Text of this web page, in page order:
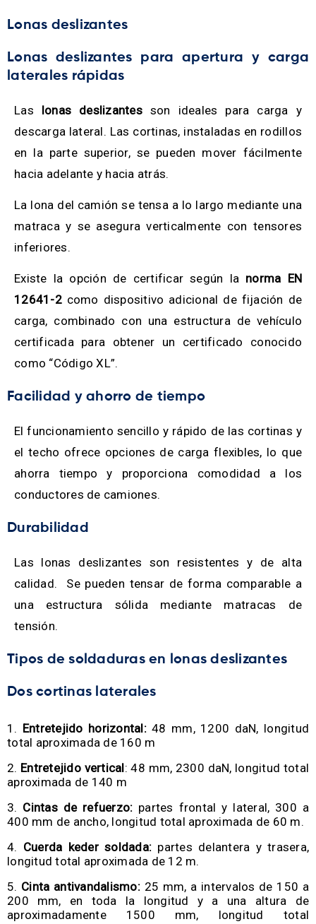
Lonas deslizantes
Lonas deslizantes para apertura y carga
laterales rápidas
Las lonas deslizantesson ideales para carga y
descarga lateral. Las cortinas, instaladas en rodillos
en la parte superior, se pueden mover fácilmente
hacia adelante y hacia atrás.
La lona del camión se tensa a lo largo mediante una
matraca y se asegura verticalmente con tensores
inferiores.
Existe la opción de certificar según la norma EN
12641-2 como dispositivo adicional de fijación de
carga, combinado con una estructura de vehículo
certificada para obtener un certificado conocido
como “Código XL”.
Facilidad y ahorro de tiempo
El funcionamiento sencillo y rápido de las cortinas y
el techo ofrece opciones de carga flexibles, lo que
ahorra tiempo y proporciona comodidad a los
conductores de camiones.
Durabilidad
Las lonas deslizantes son resistentes y de alta
calidad. Se pueden tensar de forma comparable a
una estructura sólida mediante matracas de
tensión.
Tipos de soldaduras en lonas deslizantes
Dos cortinas laterales
Entretejido horizontal:48 mm, 1200 daN, longitud
total aproximada de 160 m
Entretejido vertical: 48 mm, 2300 daN, longitud total
aproximada de 140 m
Cintas de refuerzo: partes frontal y lateral, 300 a
400 mm de ancho, longitud total aproximada de 60 m.
Cuerda keder soldada: partes delantera y trasera,
longitud total aproximada de 12 m.
Cinta antivandalismo:25 mm, a intervalos de 150 a
200 mm, en toda la longitud y a una altura de
aproximadamente 1500 mm, longitud total